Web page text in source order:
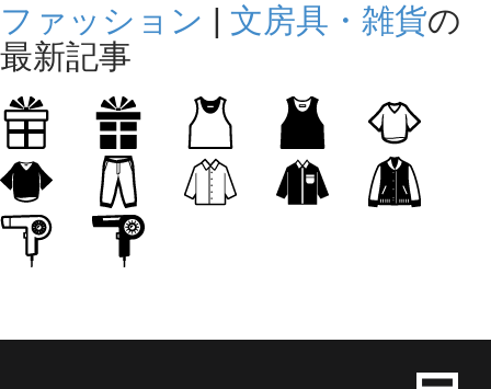
ファッション | 文房具・雑貨の
最新記事